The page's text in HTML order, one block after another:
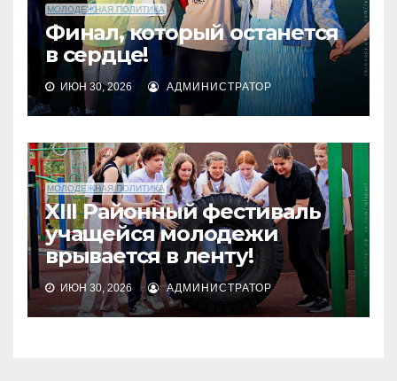
МОЛОДЕЖНАЯ ПОЛИТИКА
Финал, который останется
в сердце!
ИЮН 30, 2026 АДМИНИСТРАТОР
МОЛОДЕЖНАЯ ПОЛИТИКА
XIII Районный фестиваль
учащейся молодежи
врывается в ленту!
ИЮН 30, 2026 АДМИНИСТРАТОР